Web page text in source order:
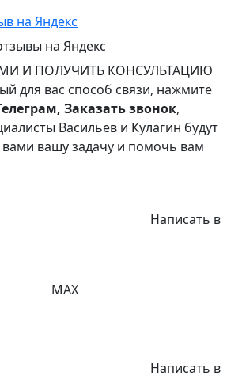
на Яндекс
на Яндекс
И ПОЛУЧИТЬ КОНСУЛЬТАЦИЮ
для вас способ связи, нажмите
Заказать звонок,
Васильев и Кулагин будут
вами вашу задачу и помочь вам
Написать в
MAX
Написать в